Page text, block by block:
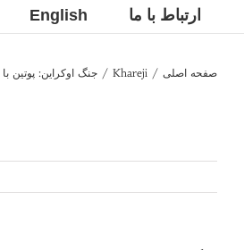
ارتباط با ما
English
صفحه اصلی /
Khareji
/ جنگ اوکراین: پوتین